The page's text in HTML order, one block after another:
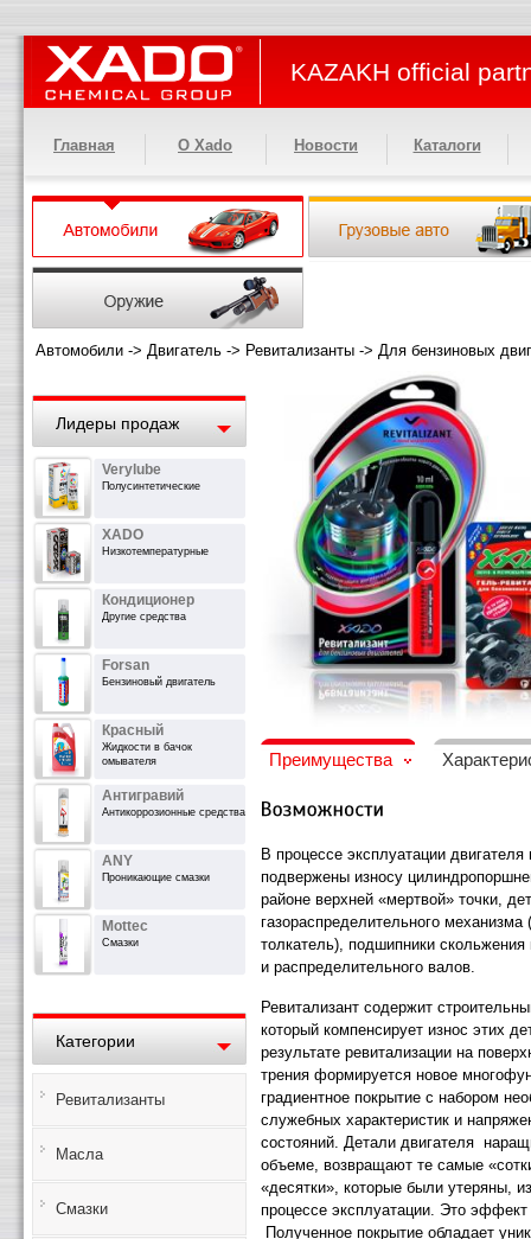
KAZAKH official
Главная О Xado Новости Каталоги
Автомобили -> Двигатель -> Ревитализанты -> Для бензиновых
Лидеры продаж
Verylube
Полусинтетические
XADO
Низкотемпературные
Кондиционер
Другие средства
Forsan
Бензиновый двигатель
Красный
Жидкости в бачок
омывателя
Антигравий
Антикоррозионные средства
ANY
Проникающие смазки
Mottec
Смазки
Категории
Ревитализанты
Масла
Смазки
Преимущества
В процессе эксплуатации двигателя
подвержены износу
районе верхней «мертвой» точки,
газораспределительного механизма
толкатель), подшипники скольжения
и распределительного валов.
Ревитализант содержит
который компенсирует износ этих
результате ревитализации на
трения формируется новое
градиентное покрытие с набором
служебных характеристик и
состояний. Детали двигателя
объеме, возвращают те самые
«десятки», которые были утеряны,
процессе эксплуатации. Это
Полученное покрытие обладает